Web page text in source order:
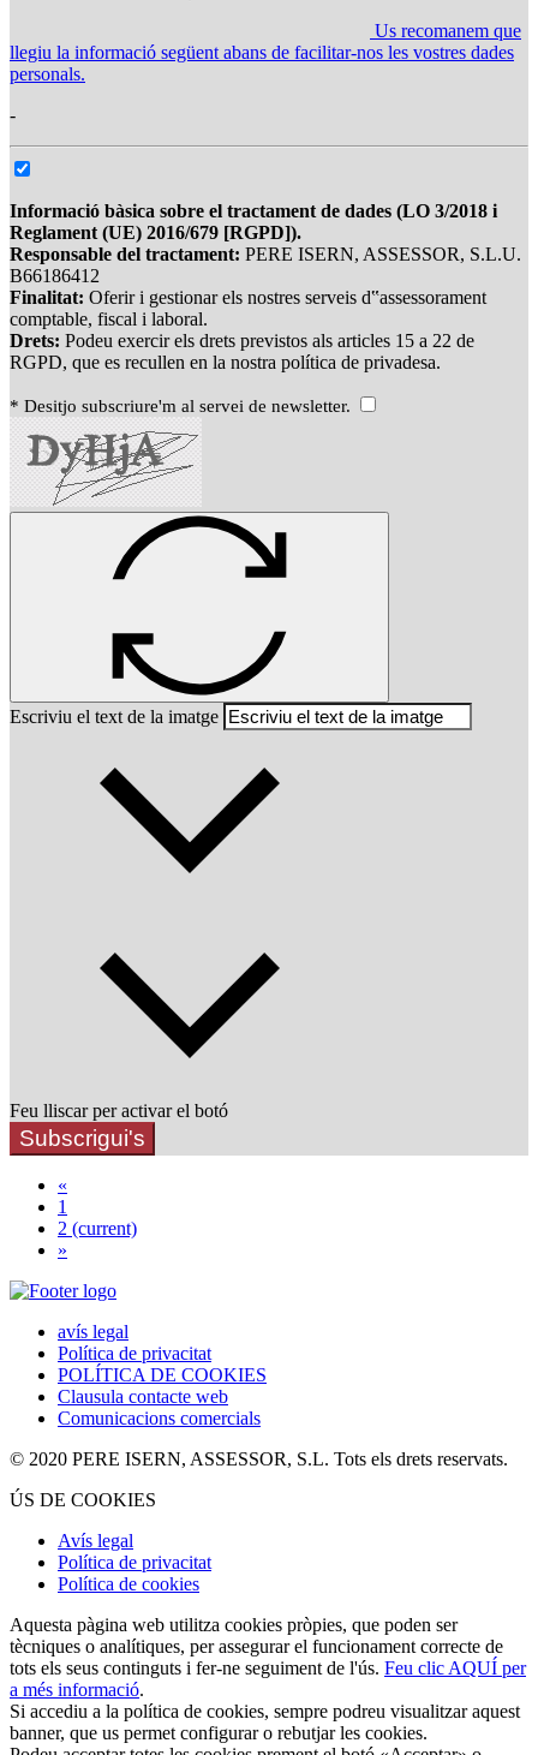
Us recomanem que
llegiu la informació següent abans de facilitar-nos les vostres dades
personals.
-
Informació bàsica sobre el tractament de dades (LO 3/2018 i
Reglament (UE) 2016/679 [RGPD]).
Responsable del tractament: PERE ISERN, ASSESSOR, S.L.U.
B66186412
Finalitat: Oferir i gestionar els nostres serveis d‟assessorament
comptable, fiscal i laboral.
Drets: Podeu exercir els drets previstos als articles 15 a 22 de
RGPD, que es recullen en la nostra política de privadesa.
* Desitjo subscriure'm al servei de newsletter.
Escriviu el text de la imatge
Feu lliscar per activar el botó
Subscrigui's
«
1
2 (current)
»
avís legal
Política de privacitat
POLÍTICA DE COOKIES
Clausula contacte web
Comunicacions comercials
© 2020 PERE ISERN, ASSESSOR, S.L. Tots els drets reservats.
ÚS DE COOKIES
Avís legal
Política de privacitat
Política de cookies
Aquesta pàgina web utilitza cookies pròpies, que poden ser
tècniques o analítiques, per assegurar el funcionament correcte de
tots els seus continguts i fer-ne seguiment de l'ús. Feu clic AQUÍ per
a més informació.
Si accediu a la política de cookies, sempre podreu visualitzar aquest
banner, que us permet configurar o rebutjar les cookies.